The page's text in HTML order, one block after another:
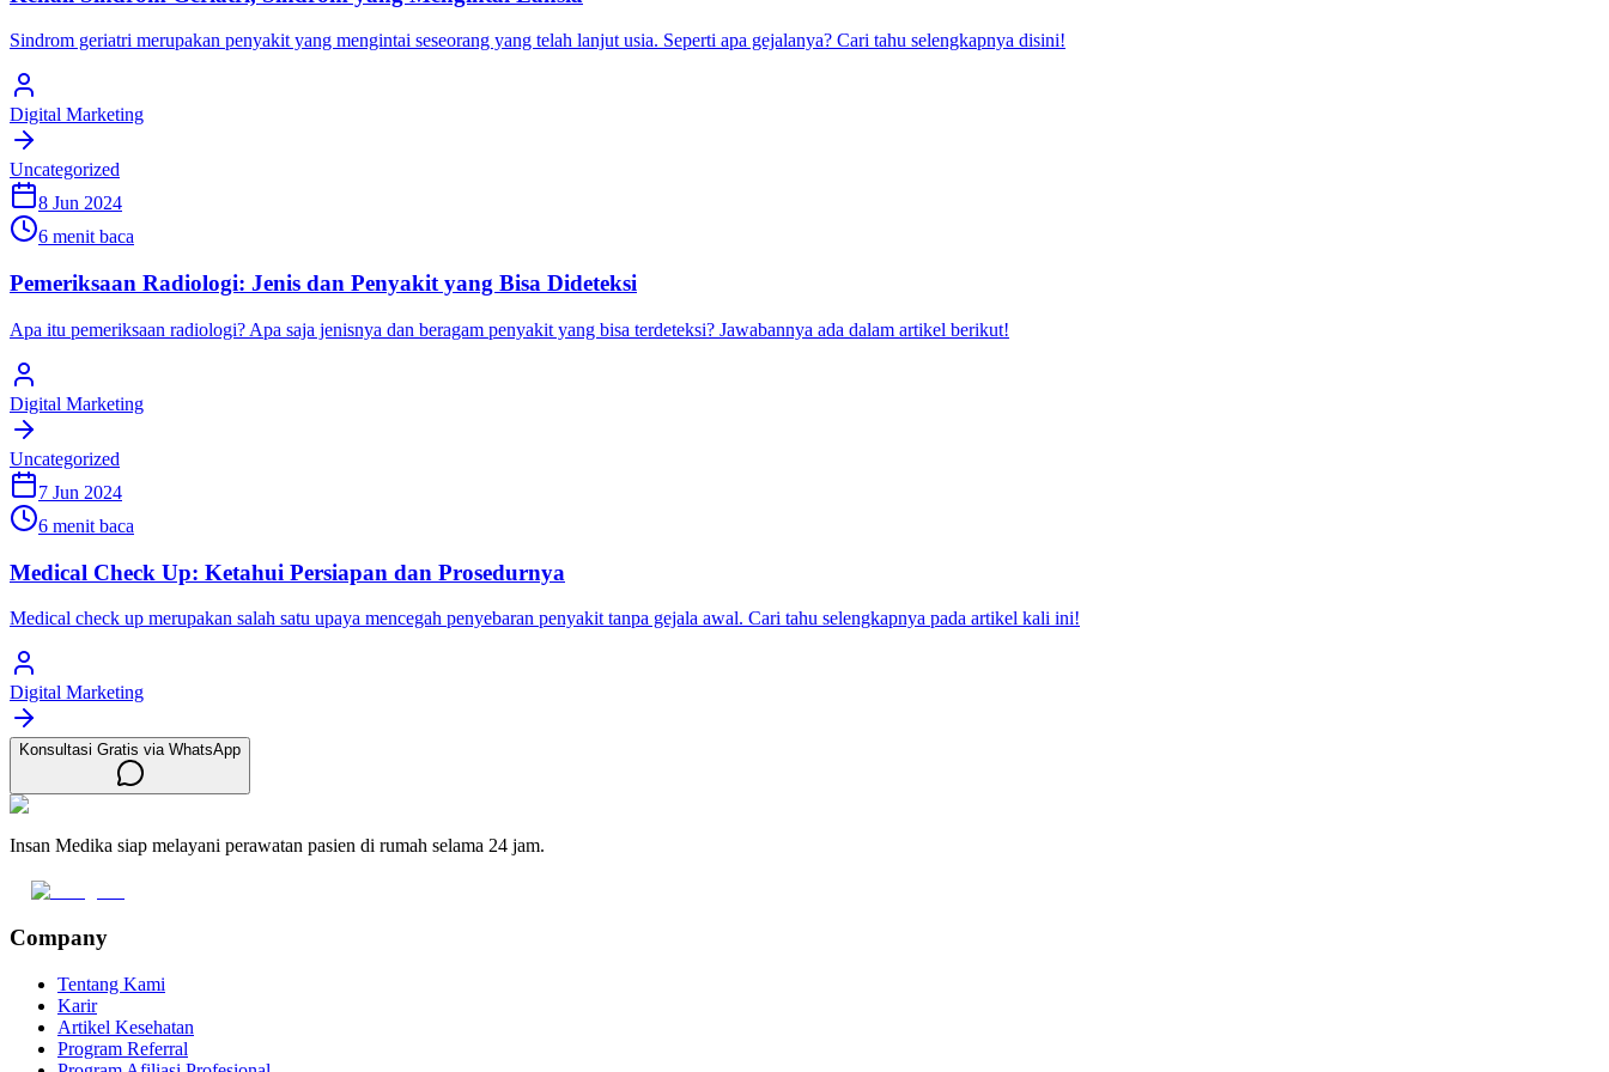
Sindrom geriatri merupakan penyakit yang mengintai seseorang yang telah lanjut usia. Seperti apa gejalanya? Cari tahu selengkapnya disini!
Digital Marketing
Uncategorized
8 Jun 2024
6 menit baca
Pemeriksaan Radiologi: Jenis dan Penyakit yang Bisa Dideteksi
Apa itu pemeriksaan radiologi? Apa saja jenisnya dan beragam penyakit yang bisa terdeteksi? Jawabannya ada dalam artikel berikut!
Digital Marketing
Uncategorized
7 Jun 2024
6 menit baca
Medical Check Up: Ketahui Persiapan dan Prosedurnya
Medical check up merupakan salah satu upaya mencegah penyebaran penyakit tanpa gejala awal. Cari tahu selengkapnya pada artikel kali ini!
Digital Marketing
Konsultasi Gratis via WhatsApp
Insan Medika siap melayani perawatan pasien di rumah selama 24 jam.
Company
Tentang Kami
Karir
Artikel Kesehatan
Program Referral